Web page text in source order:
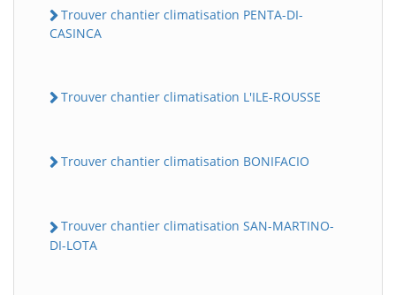
Trouver chantier climatisation PENTA-DI-
CASINCA
Trouver chantier climatisation L'ILE-ROUSSE
Trouver chantier climatisation BONIFACIO
Trouver chantier climatisation SAN-MARTINO-
DI-LOTA